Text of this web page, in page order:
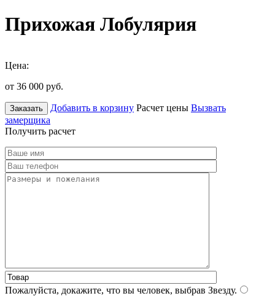
Прихожая Лобулярия
Цена:
от 36 000 руб.
Заказать Добавить в корзину Расчет цены Вызвать
замерщика
Получить расчет
Пожалуйста, докажите, что вы человек, выбрав Звезду.